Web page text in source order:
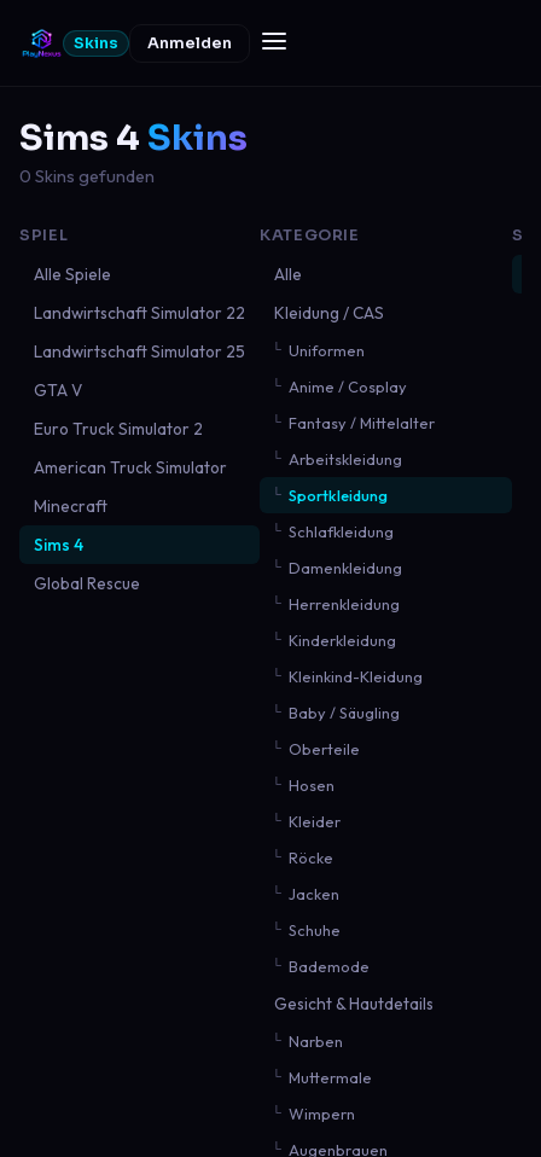
Skins Anmelden
Sims 4 Skins
0 Skins gefunden
SPIEL
Alle Spiele
Landwirtschaft Simulator 22
Landwirtschaft Simulator 25
GTA V
Euro Truck Simulator 2
American Truck Simulator
Minecraft
Sims 4
Global Rescue
KATEGORIE
Alle
Kleidung / CAS
Uniformen
Anime / Cosplay
Fantasy / Mittelalter
Arbeitskleidung
Sportkleidung
Schlafkleidung
Damenkleidung
Herrenkleidung
Kinderkleidung
Kleinkind-Kleidung
Baby / Säugling
Oberteile
Hosen
Kleider
Röcke
Jacken
Schuhe
Bademode
Gesicht & Hautdetails
Narben
Muttermale
Wimpern
Augenbrauen